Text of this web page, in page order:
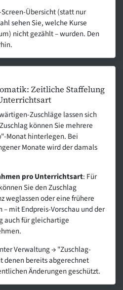
Übersicht (statt nur
sehen Sie, welche Kurse
nicht gezählt – wurden. Den
Zeitliche Staffelung
Zuschläge lassen sich
können Sie mehrere
Monat hinterlegen. Bei
Monate wird der damals
pro Unterrichtsart: Für
Sie den Zuschlag
weglassen oder eine frühere
mit Endpreis-Vorschau und der
auch für gleichartige
Verwaltung → "Zuschlag-
bereits abgerechnet
Änderungen geschützt.